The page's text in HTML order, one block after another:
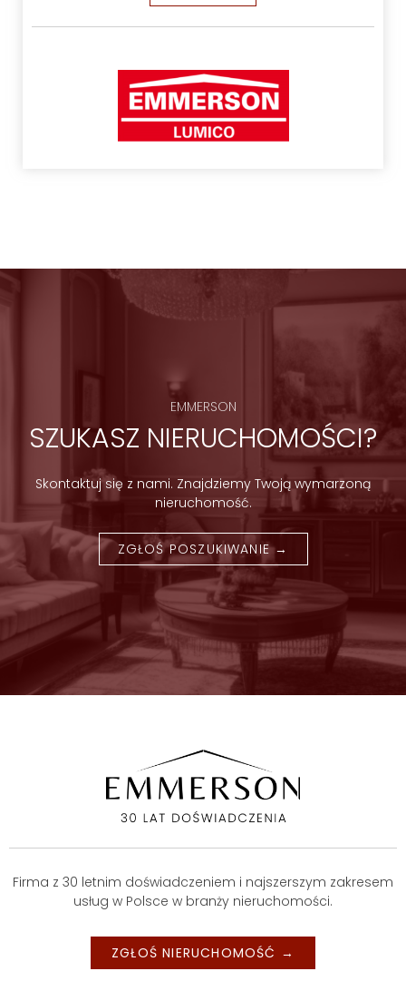
EMMERSON
SZUKASZ NIERUCHOMOŚCI?
Skontaktuj się z nami. Znajdziemy Twoją wymarzoną
nieruchomość.
ZGŁOŚ POSZUKIWANIE →
Firma z 30 letnim doświadczeniem i najszerszym zakresem
usług w Polsce w branży nieruchomości.
ZGŁOŚ NIERUCHOMOŚĆ →